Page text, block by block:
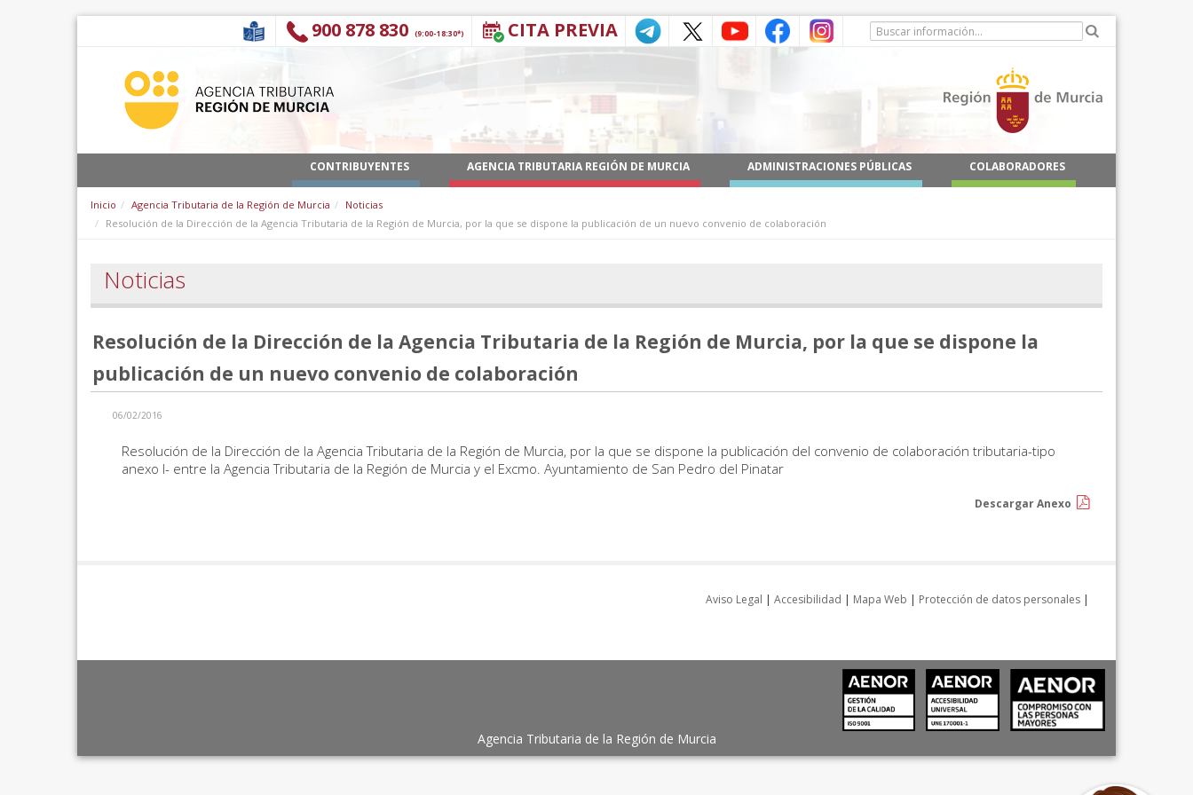
CITA PREVIA
900 878 830 (9:00-18:30*)
CONTRIBUYENTES AGENCIA TRIBUTARIA REGIÓN DE MURCIA ADMINISTRACIONES PÚBLICAS COLABORADORES
Inicio Agencia Tributaria de la Región de Murcia
Noticias
Resolución de la Dirección de la Agencia Tributaria de la Región de Murcia, por la que se dispone la publicación de un nuevo convenio de colaboración
Noticias
Resolución de la Dirección de la Agencia Tributaria de la Región de Murcia, por la que se dispone la
publicación de un nuevo convenio de colaboración
06/02/2016
Resolución de la Dirección de la Agencia Tributaria de la Región de Murcia, por la que se dispone la publicación del convenio de colaboración tributaria-tipo
anexo I- entre la Agencia Tributaria de la Región de Murcia y el Excmo. Ayuntamiento de San Pedro del Pinatar
Descargar Anexo
Aviso Legal | Accesibilidad | Mapa Web | Protección de datos personales |
Agencia Tributaria de la Región de Murcia